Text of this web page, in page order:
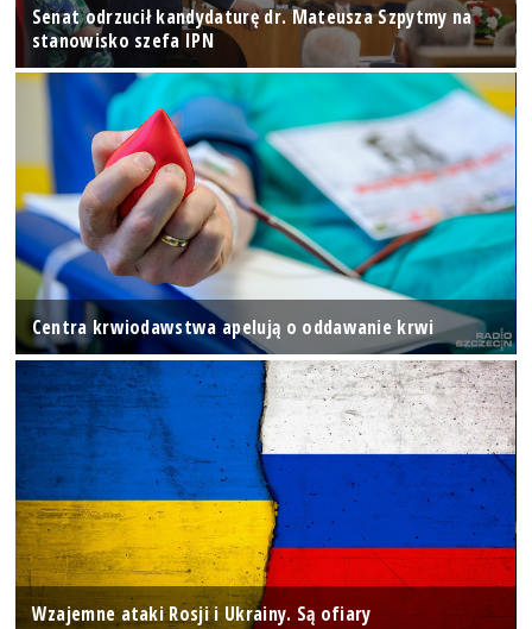
Senat odrzucił kandydaturę dr. Mateusza Szpytmy na
stanowisko szefa IPN
Centra krwiodawstwa apelują o oddawanie krwi
Wzajemne ataki Rosji i Ukrainy. Są ofiary